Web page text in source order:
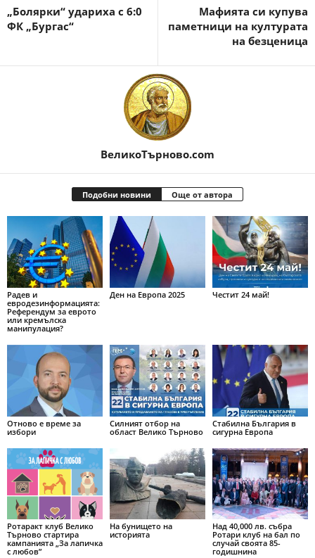
„Болярки“ удариха с 6:0
ФК „Бургас“
Мафията си купува
паметници на културата
на безценица
ВеликоТърново.com
Подобни новини Още от автора
Радев и
евродезинформацията:
Референдум за еврото
или кремълска
манипулация?
Ден на Европа 2025 Честит 24 май!
Отново е време за
избори
Силният отбор на
област Велико Търново
Стабилна България в
сигурна Европа
Ротаракт клуб Велико
Търново стартира
кампанията „За лапичка
с любов”
На бунището на
историята
Над 40,000 лв. събра
Ротари клуб на бал по
случай своята 85-
годишнина